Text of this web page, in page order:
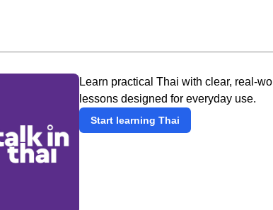
Learn practical Thai with clear, real-
lessons designed for everyday use.
Start learning Thai